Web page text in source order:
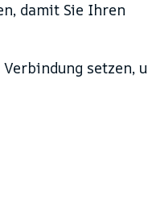
damit Sie Ihren
setzen,